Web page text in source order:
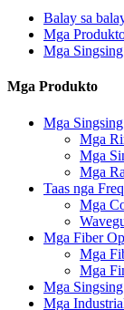
Balay sa
Mga
Mga
Mga Produkto
Mga
Mga
Mga
Mga
Taas nga
Mga
Mga Fiber
Mga
Mga
Mga
Mga